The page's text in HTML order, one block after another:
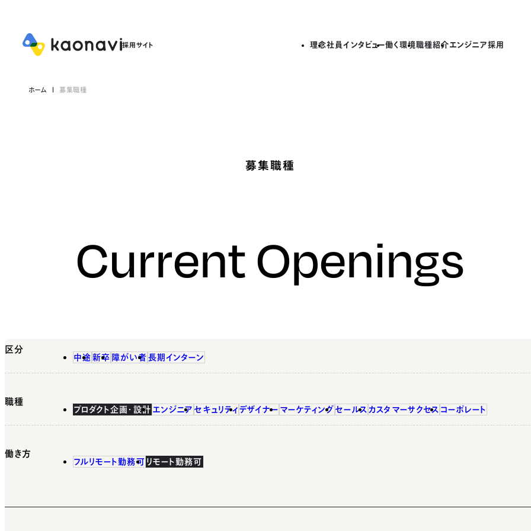
理念社員インタビュー働く環境職種紹介エンジニア採用
ホーム 募集職種
募集職種
Current Openings
区分
中途 新卒 障がい者 長期インターン
職種
プロダクト企画・設計 エンジニア セキュリティ デザイナー マーケティング セールス カスタマーサクセス コーポレート
働き方
フルリモート勤務可 リモート勤務可